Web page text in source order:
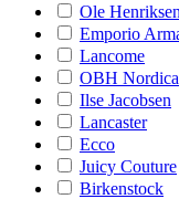
Ole Henriksen
Emporio
Lancome
OBH Nordica
Ilse Jacobsen
Lancaster
Ecco
Juicy Couture
Birkenstock